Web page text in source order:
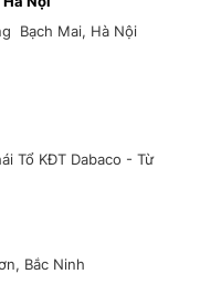
Nội
Bạch Mai, Hà Nội
Tổ KĐT Dabaco - Từ
Bắc Ninh